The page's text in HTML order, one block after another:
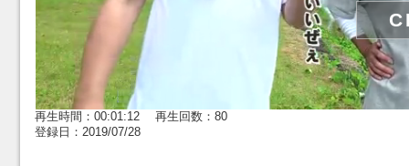
再生時間：00:01:12 再生回数：80
登録日：2019/07/28